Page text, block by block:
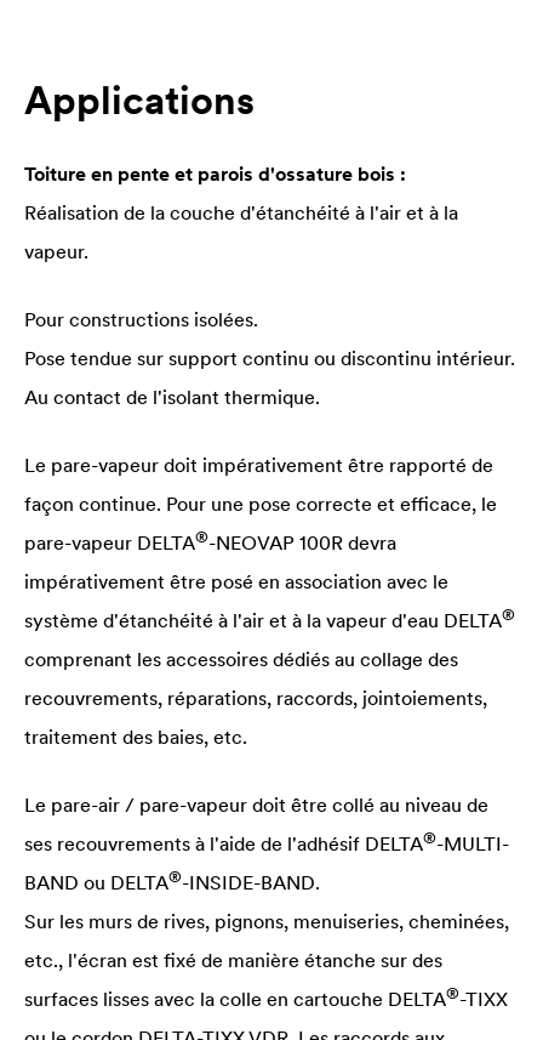
Applications
Toiture en pente et parois d'ossature bois :
Réalisation de la couche d'étanchéité à l'air et à la
vapeur.
Pour constructions isolées.
Pose tendue sur support continu ou discontinu intérieur.
Au contact de l'isolant thermique.
Le pare-vapeur doit impérativement être rapporté de
façon continue. Pour une pose correcte et efficace, le
pare-vapeur DELTA®-NEOVAP 100R devra
impérativement être posé en association avec le
système d'étanchéité à l'air et à la vapeur d'eau DELTA®
comprenant les accessoires dédiés au collage des
recouvrements, réparations, raccords, jointoiements,
traitement des baies, etc.
Le pare-air / pare-vapeur doit être collé au niveau de
ses recouvrements à l'aide de l'adhésif DELTA®-MULTI-
BAND ou DELTA®-INSIDE-BAND.
Sur les murs de rives, pignons, menuiseries, cheminées,
etc., l'écran est fixé de manière étanche sur des
surfaces lisses avec la colle en cartouche DELTA®-TIXX